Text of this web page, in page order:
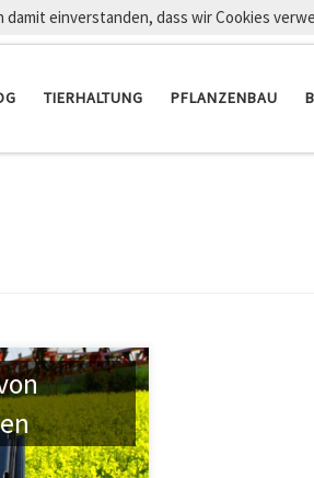
TIERHALTUNG PFLANZENBAU
einverstanden, dass wir Cookies